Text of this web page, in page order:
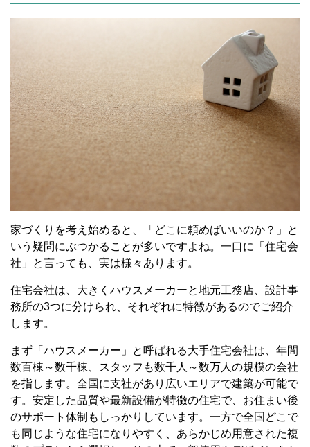
家づくりを考え始めると、「どこに頼めばいいのか？」と
いう疑問にぶつかることが多いですよね。一口に「住宅会
社」と言っても、実は様々あります。
住宅会社は、大きくハウスメーカーと地元工務店、設計事
務所の3つに分けられ、それぞれに特徴があるのでご紹介
します。
まず「ハウスメーカー」と呼ばれる大手住宅会社は、年間
数百棟～数千棟、スタッフも数千人～数万人の規模の会社
を指します。全国に支社があり広いエリアで建築が可能で
す。安定した品質や最新設備が特徴の住宅で、お住まい後
のサポート体制もしっかりしています。一方で全国どこで
も同じような住宅になりやすく、あらかじめ用意された複